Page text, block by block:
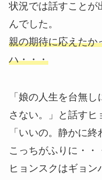
状況では話すことが
んでした。
親の期待に応えたか
ハ・・・
「娘の人生を台無
さない。」と話すヒ
「いいの。静かに
こっちがふりに・・
ヒョンスクはギョ